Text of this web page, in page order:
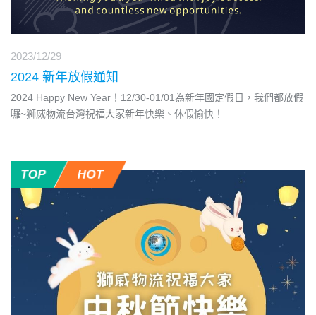
2023/12/29
2024 新年放假通知
2024 Happy New Year！12/30-01/01為新年國定假日，我們都放假
囉~獅威物流台灣祝福大家新年快樂、休假愉快！